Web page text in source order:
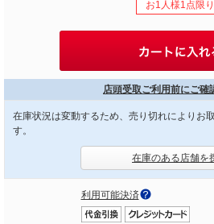
お1人様1点限り
店頭受取ご利用前にご確
在庫状況は変動するため、売り切れによりお
す。
在庫のある店舗を
利用可能決済